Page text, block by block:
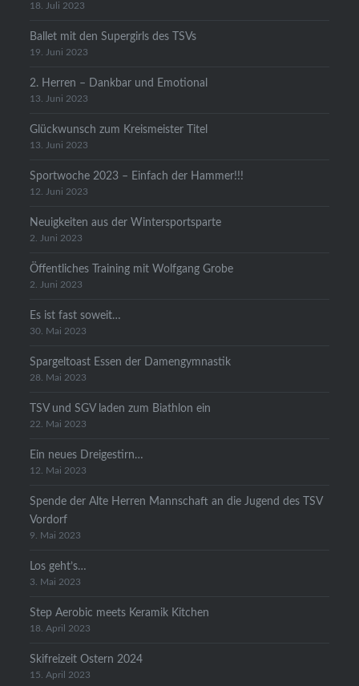
18. Juli 2023
Ballet mit den Supergirls des TSVs
19. Juni 2023
2. Herren – Dankbar und Emotional
13. Juni 2023
Glückwunsch zum Kreismeister Titel
13. Juni 2023
Sportwoche 2023 – Einfach der Hammer!!!
12. Juni 2023
Neuigkeiten aus der Wintersportsparte
2. Juni 2023
Öffentliches Training mit Wolfgang Grobe
2. Juni 2023
Es ist fast soweit…
30. Mai 2023
Spargeltoast Essen der Damengymnastik
28. Mai 2023
TSV und SGV laden zum Biathlon ein
22. Mai 2023
Ein neues Dreigestirn…
12. Mai 2023
Spende der Alte Herren Mannschaft an die Jugend des TSV
Vordorf
9. Mai 2023
Los geht’s…
3. Mai 2023
Step Aerobic meets Keramik Kitchen
18. April 2023
Skifreizeit Ostern 2024
15. April 2023